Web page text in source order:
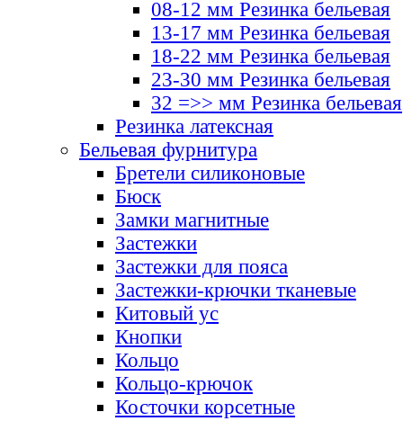
08-12 мм Резинка бельевая
13-17 мм Резинка бельевая
18-22 мм Резинка бельевая
23-30 мм Резинка бельевая
32 =>> мм Резинка бельевая
Резинка латексная
Бельевая фурнитура
Бретели силиконовые
Бюск
Замки магнитные
Застежки
Застежки для пояса
Застежки-крючки тканевые
Китовый ус
Кнопки
Кольцо
Кольцо-крючок
Косточки корсетные